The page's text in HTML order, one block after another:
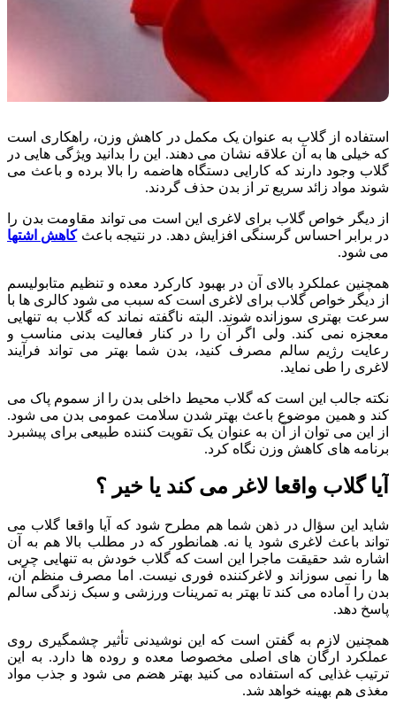
استفاده از گلاب به عنوان یک مکمل در کاهش وزن، راهکاری است
که خیلی ها به آن علاقه نشان می دهند. این را بدانید ویژگی هایی در
گلاب وجود دارند که کارایی دستگاه هاضمه را بالا برده و باعث می
شوند مواد زائد سریع تر از بدن حذف گردند.
از دیگر خواص گلاب برای لاغری این است می تواند مقاومت بدن را
در برابر احساس گرسنگی افزایش دهد. در نتیجه باعثکاهش اشتها
می شود.
همچنین عملکرد بالای آن در بهبود کارکرد معده و تنظیم متابولیسم
از دیگر خواص گلاب برای لاغری است که سبب می شود کالری ها با
سرعت بهتری سوزانده شوند. البته ناگفته نماند که گلاب به تنهایی
معجزه نمی کند. ولی اگر آن را در کنار فعالیت بدنی مناسب و
رعایت رژیم سالم مصرف کنید، بدن شما بهتر می تواند فرآیند
لاغری را طی نماید.
نکته جالب این است که گلاب محیط داخلی بدن را از سموم پاک می
کند و همین موضوع باعث بهتر شدن سلامت عمومی بدن می شود.
از این می توان از آن به عنوان یک تقویت کننده طبیعی برای پیشبرد
برنامه های کاهش وزن نگاه کرد.
آیا گلاب واقعا لاغر می کند یا خیر ؟
شاید این سؤال در ذهن شما هم مطرح شود که آیا واقعا گلاب می
تواند باعث لاغری شود یا نه. همانطور که در مطلب بالا هم به آن
اشاره شد حقیقت ماجرا این است که گلاب خودش به تنهایی چربی
ها را نمی سوزاند و لاغرکننده فوری نیست. اما مصرف منظم آن،
بدن را آماده می کند تا بهتر به تمرینات ورزشی و سبک زندگی سالم
پاسخ دهد.
همچنین لازم به گفتن است که این نوشیدنی تأثیر چشمگیری روی
عملکرد ارگان های اصلی مخصوصا معده و روده ها دارد. به این
ترتیب غذایی که استفاده می کنید بهتر هضم می شود و جذب مواد
مغذی هم بهینه خواهد شد.